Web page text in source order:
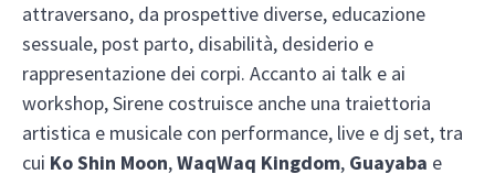
attraversano, da prospettive diverse, educazione
sessuale, post parto, disabilità, desiderio e
rappresentazione dei corpi. Accanto ai talk e ai
workshop, Sirene costruisce anche una traiettoria
artistica e musicale con performance, live e dj set, tra
cui Ko Shin Moon,WaqWaq Kingdom, Guayaba e